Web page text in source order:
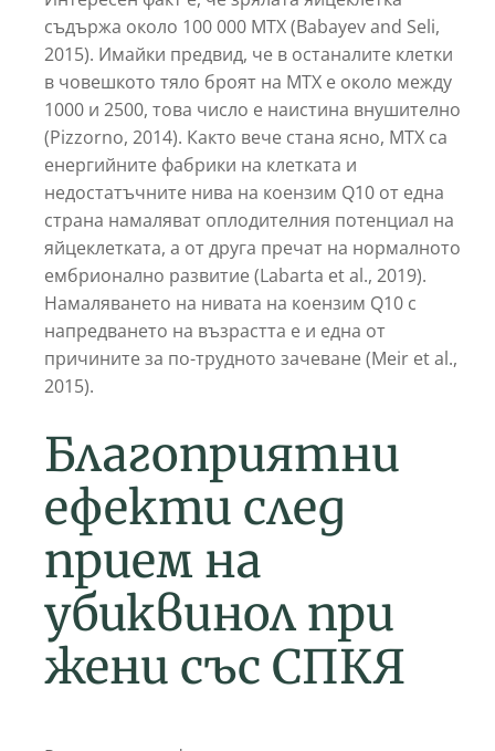
съдържа около 100 000 МТХ (Babayev and Seli,
2015). Имайки предвид, че в останалите клетки
в човешкото тяло броят на МТХ е около между
1000 и 2500, това число е наистина внушително
(Pizzorno, 2014). Както вече стана ясно, МТХ са
енергийните фабрики на клетката и
недостатъчните нива на коензим Q10 от една
страна намаляват оплодителния потенциал на
яйцеклетката, а от друга пречат на нормалното
ембрионално развитие (Labarta et al., 2019).
Намаляването на нивата на коензим Q10 с
напредването на възрастта е и една от
причините за по-трудното зачеване (Meir et al.,
2015).
Благоприятни
ефекти след
прием на
убиквинол при
жени със СПКЯ